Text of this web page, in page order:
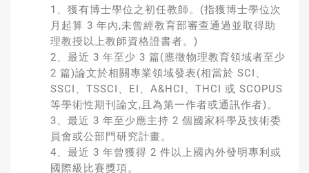
1、獲有博士學位之初任教師。(指獲博士學位次
月起算 3 年內,未曾經教育部審查通過並取得助
理教授以上教師資格證書者。)
2、最近 3 年至少 3 篇(應徵物理教育領域者至少
2 篇)論文於相關專業領域發表(相當於 SCI、
SSCI、TSSCI、EI、A&HCI、THCI 或 SCOPUS
等學術性期刊論文,且為第一作者或通訊作者)。
3、最近 3 年至少應主持 2 個國家科學及技術委
員會或公部門研究計畫。
4、最近 3 年曾獲得 2 件以上國內外發明專利或
國際級比賽獎項。